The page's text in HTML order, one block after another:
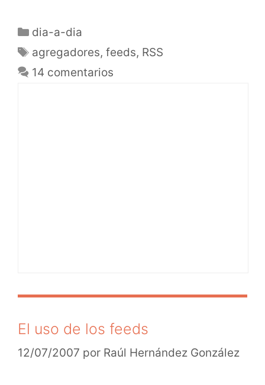
dia-a-dia
agregadores,feeds, RSS
14 comentarios
El uso de los feeds
12/07/2007 por Raúl Hernández González